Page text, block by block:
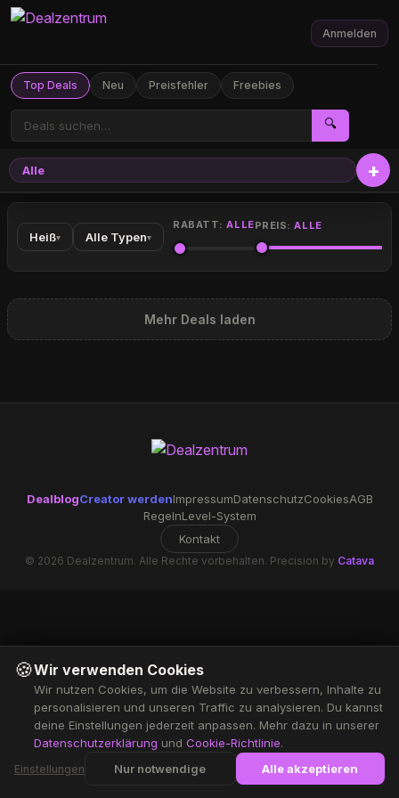
Top Deals Neu Preisfehler Freebies
🔍
Anmelden
Alle
Heiß▾ Alle Typen▾
RABATT:ALLEPREIS:ALLE
Mehr Deals laden
DealblogCreator werdenImpressumDatenschutzCookiesAGB
RegelnLevel-System
Kontakt
© 2026 Dealzentrum. Alle Rechte vorbehalten. Precision by Catava
🍪Wir verwenden Cookies
Wir nutzen Cookies, um die Website zu verbessern, Inhalte zu
personalisieren und unseren Traffic zu analysieren. Du kannst
deine Einstellungen jederzeit anpassen. Mehr dazu in unserer
Datenschutzerklärung und Cookie-Richtlinie.
Einstellungen Nur notwendige Alle akzeptieren